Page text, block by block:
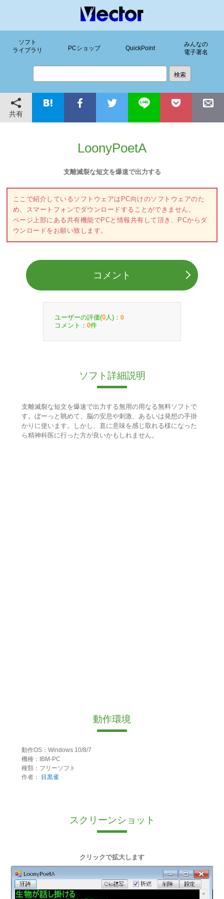
ソフト
ライブラリ
PCショップ QuickPoint
みんなの
電子署名
共有
LoonyPoetA
支離滅裂な短文を爆速で出力する
ここで紹介しているソフトウェアはPC向けのソフトウェアのた
め、スマートフォンでダウンロードすることができません。
ページ上部にある共有機能でPCと情報共有して頂き、PCからダ
ウンロードをお願い致します。
コメント
ユーザーの評価(0 人)： 0
コメント： 0件
ソフト詳細説明
支離滅裂な短文を爆速で出力する無用の用なる無料ソフトで
す。ぼーっと眺めて、脳の安息や刺激、あるいは発想の手掛
かりに使います。しかし、直に意味を感じ取れる様になった
ら精神科医に行った方が良いかもしれません。
動作環境
動作OS：Windows 10/8/7
機種：IBM-PC
種類：フリーソフト
作者：
目黒雀
スクリーンショット
クリックで拡大します